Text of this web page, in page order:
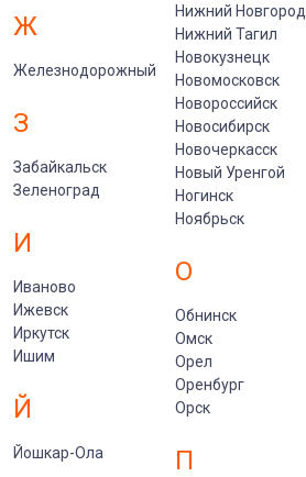
Ж
Железнодорожный
З
Забайкальск
Зеленоград
И
Иваново
Ижевск
Иркутск
Ишим
Й
Йошкар-Ола
Нижний Новгород
Нижний Тагил
Новокузнецк
Новомосковск
Новороссийск
Новосибирск
Новочеркасск
Новый Уренгой
Ногинск
Ноябрьск
О
Обнинск
Омск
Орел
Оренбург
Орск
П